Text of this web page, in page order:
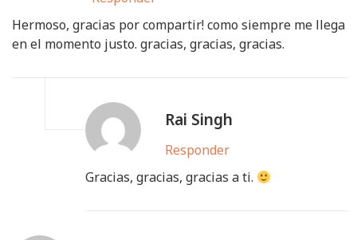
Hermoso, gracias por compartir! como siempre me llega
en el momento justo. gracias, gracias, gracias.
Rai Singh
Responder
Gracias, gracias, gracias a ti.